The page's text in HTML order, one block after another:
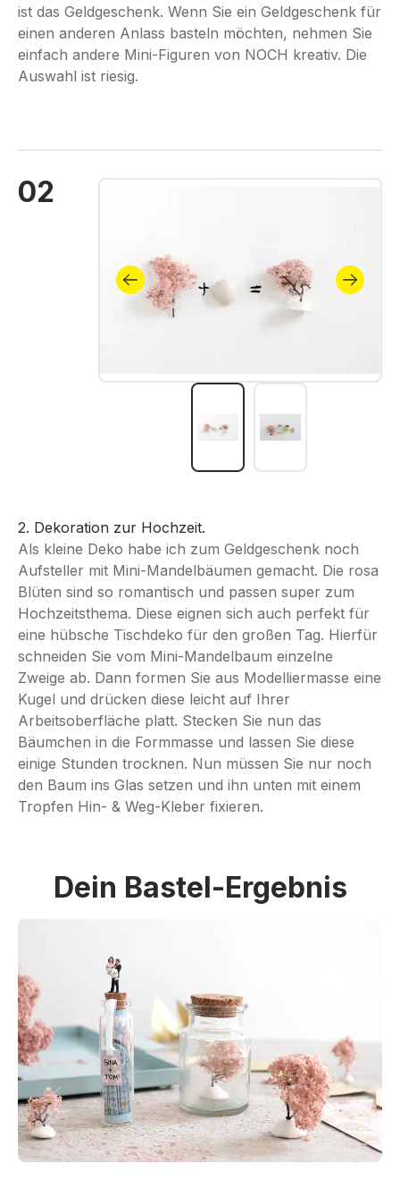
ist das Geldgeschenk. Wenn Sie ein Geldgeschenk für
einen anderen Anlass basteln möchten, nehmen Sie
einfach andere Mini-Figuren von NOCH kreativ. Die
Auswahl ist riesig.
02 Bildergalerie überspringen
2. Dekoration zur Hochzeit.
Als kleine Deko habe ich zum Geldgeschenk noch
Aufsteller mit Mini-Mandelbäumen gemacht. Die rosa
Blüten sind so romantisch und passen super zum
Hochzeitsthema. Diese eignen sich auch perfekt für
eine hübsche Tischdeko für den großen Tag. Hierfür
schneiden Sie vom Mini-Mandelbaum einzelne
Zweige ab. Dann formen Sie aus Modelliermasse eine
Kugel und drücken diese leicht auf Ihrer
Arbeitsoberfläche platt. Stecken Sie nun das
Bäumchen in die Formmasse und lassen Sie diese
einige Stunden trocknen. Nun müssen Sie nur noch
den Baum ins Glas setzen und ihn unten mit einem
Tropfen Hin- & Weg-Kleber fixieren.
Dein Bastel-Ergebnis